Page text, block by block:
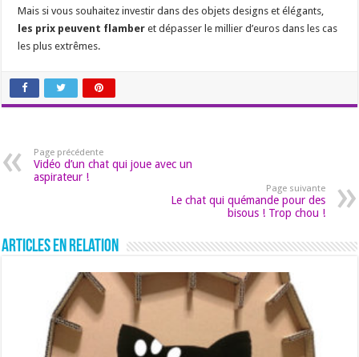
Mais si vous souhaitez investir dans des objets designs et élégants,
les prix peuvent flamber et dépasser le millier d’euros dans les cas
les plus extrêmes.
Page précédente
Vidéo d’un chat qui joue avec un
aspirateur !
Page suivante
Le chat qui quémande pour des
bisous ! Trop chou !
Articles en relation